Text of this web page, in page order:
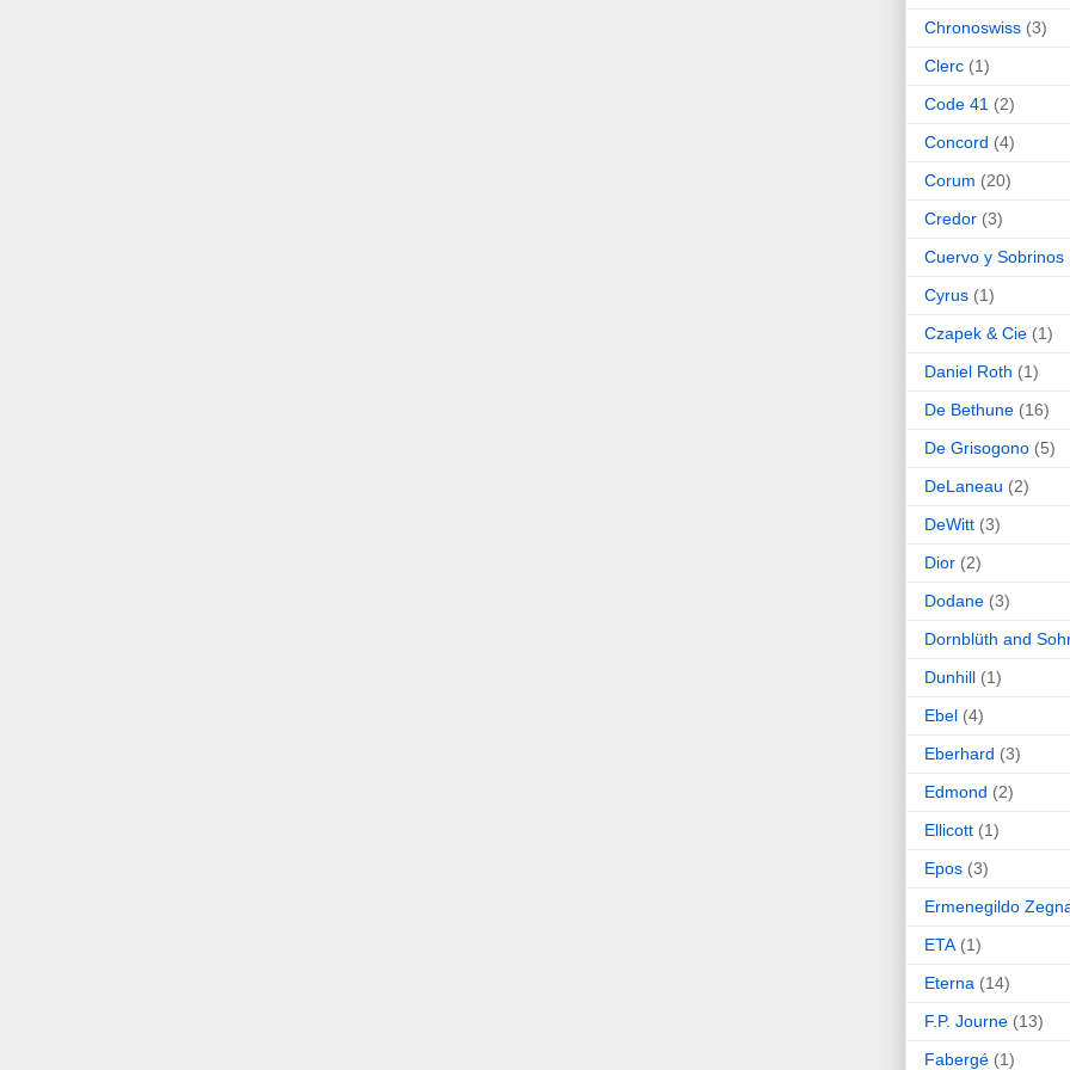
Chronoswiss (3)
Clerc (1)
Code 41 (2)
Concord (4)
Corum (20)
Credor (3)
Cuervo y Sobrinos
Cyrus (1)
Czapek & Cie (1)
Daniel Roth (1)
De Bethune (16)
De Grisogono (5)
DeLaneau (2)
DeWitt (3)
Dior (2)
Dodane (3)
Dornblüth and
Dunhill (1)
Ebel (4)
Eberhard (3)
Edmond (2)
Ellicott (1)
Epos (3)
Ermenegildo
ETA (1)
Eterna (14)
F.P. Journe (13)
Fabergé (1)